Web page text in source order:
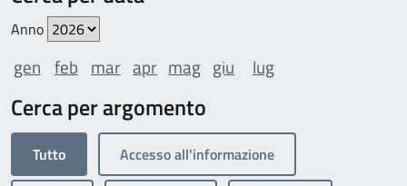
Anno
gen feb mar apr mag giu lug
Cerca per argomento
Tutto Accesso all'informazione